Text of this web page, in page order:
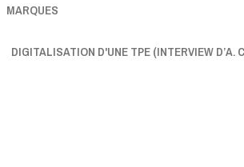
MARQUES
DIGITALISATION D'UNE TPE (INTERVIEW D’A.